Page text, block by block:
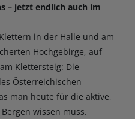
– jetzt endlich auch im
in der Halle und am
Hochgebirge, auf
Klettersteig: Die
Österreichischen
man heute für die aktive,
wissen muss.